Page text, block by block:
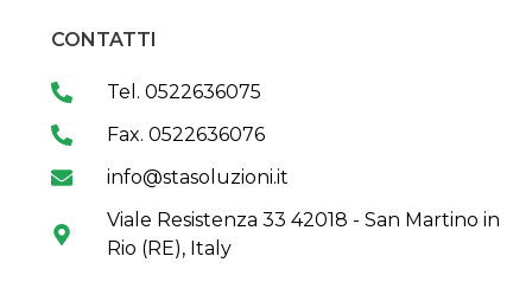
CONTATTI
Tel. 0522636075
Fax. 0522636076
info@stasoluzioni.it
Viale Resistenza 33 42018 - San Martino in
Rio (RE), Italy